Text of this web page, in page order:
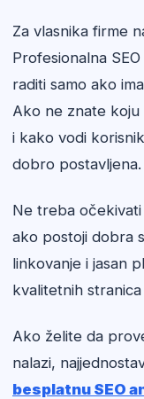
Za vlasnika firme
Profesionalna
raditi samo ako
Ako ne znate
i kako vodi
dobro postavljena.
Ne treba
ako postoji dobra
linkovanje i jasan
kvalitetnih
Ako želite da
nalazi,
besplatnu SEO